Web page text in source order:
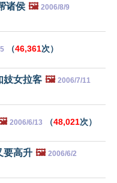
诸侯 🖼️ 2006/8/9
（46,361次）
妓女拉客 🖼️ 2006/7/11
2006/6/13 （48,021次）
要高升 🖼️ 2006/6/2